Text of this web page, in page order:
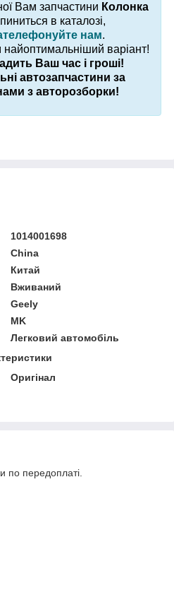
Вам запчастини Колонка
в каталозі,
нам.
варіант!
Ваш час і гроші!
автозапчастини за
з авторозборки!
1014001698
China
Китай
Вживаний
Geely
MK
Легковий автомобіль
Оригінал
по передоплаті.